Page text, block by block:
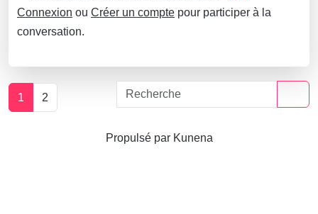
Connexion ou Créer un compte pour participer à la
conversation.
1 2
Propulsé par Kunena